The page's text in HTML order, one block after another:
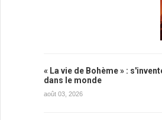
« La vie de Bohème » :
dans le monde
août 03, 2026